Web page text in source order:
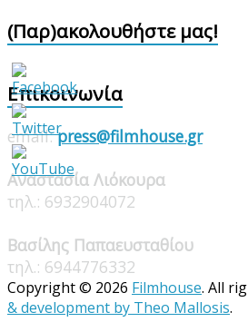
(Παρ)ακολουθήστε μας!
Επικοινωνία
email:press@filmhouse.gr
Αναστασία Λιόκουρα
τηλ.: 6932904072
Βασίλης Παπαευσταθίου
τηλ.: 6944776332
Copyright © 2026 Filmhouse. All
& development by Theo Mallosis.